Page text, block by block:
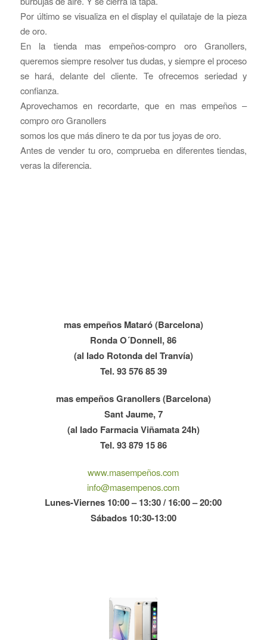
Por último se visualiza en el display el quilataje de la pieza
de oro.
En la tienda mas empeños-compro oro Granollers,
queremos siempre resolver tus dudas, y siempre el proceso
se hará, delante del cliente. Te ofrecemos seriedad y
confianza.
Aprovechamos en recordarte, que en mas empeños –
compro oro Granollers
somos los que más dinero te da por tus joyas de oro.
Antes de vender tu oro, comprueba en diferentes tiendas,
veras la diferencia.
mas empeños Mataró (Barcelona)
Ronda O´Donnell, 86
(al lado Rotonda del Tranvía)
Tel. 93 576 85 39
mas empeños Granollers (Barcelona)
Sant Jaume, 7
(al lado Farmacia Viñamata 24h)
Tel. 93 879 15 86
www.masempeños.com
info@masempenos.com
Lunes-Viernes 10:00 – 13:30 / 16:00 – 20:00
Sábados 10:30-13:00